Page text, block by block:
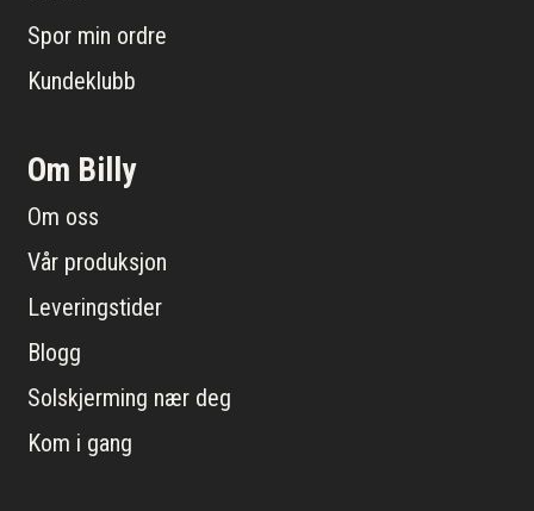
Spor min ordre
Kundeklubb
Om Billy
Om oss
Vår produksjon
Leveringstider
Blogg
Solskjerming nær deg
Kom i gang